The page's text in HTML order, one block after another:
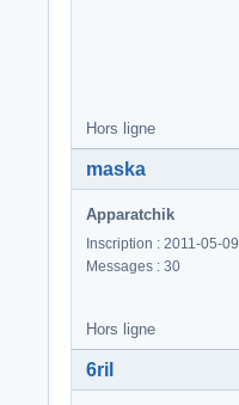
Hors ligne
maska
Apparatchik
Inscription : 2011-05-09
Messages : 30
Hors ligne
6ril